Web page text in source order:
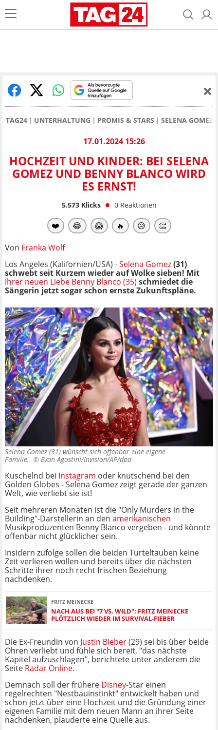
TAG24 UNTERHALTUNG PROMIS & STARS SELENA GOMEZ
17.01.2024 15:26
HOCHZEIT UND KINDER: BEI SELENA
GOMEZ UND BENNY BLANCO WIRD
ES ERNST!
5.573Klicks 0 Reaktionen
❤️ 😂 😱 🔥 😥 👏
Von Franka Wolf
Los Angeles (Kalifornien/USA) -Selena Gomez(31)
schwebt seit Kurzem wieder auf Wolke sieben! Mit
ihrer neuen Liebe Benny Blanco (35) schmiedet die
Sängerin jetzt sogar schon ernste Zukunftspläne.
Selena Gomez (31) wünscht sich offenbar eine eigene
Familie. © Evan Agostini/Invision/AP/dpa
Kuschelnd bei Instagram oder knutschend bei den
Golden Globes - Selena Gomez zeigt gerade der ganzen
Welt, wie verliebt sie ist!
Seit mehreren Monaten ist die "Only Murders in the
Building"-Darstellerin an den amerikanischen
Musikproduzenten Benny Blanco vergeben - und könnte
offenbar nicht glücklicher sein.
Insidern zufolge sollen die beiden Turteltauben keine
Zeit verlieren wollen und bereits über die nächsten
Schritte ihrer noch recht frischen Beziehung
nachdenken.
FRITZ MEINECKE
NACH AUS BEI "7 VS. WILD": FRITZ MEINECKE
PLÖTZLICH WIEDER IM SURVIVAL-FIEBER
Die Ex-Freundin von Justin Bieber(29) sei bis über beide
Ohren verliebt und fühle sich bereit, "das nächste
Kapitel aufzuschlagen", berichtete unter anderem die
Seite Radar Online.
Demnach soll der frühere Disney-Star einen
regelrechten "Nestbauinstinkt" entwickelt haben und
schon jetzt über eine Hochzeit und die Gründung einer
eigenen Familie mit dem neuen Mann an ihrer Seite
nachdenken, plauderte eine Quelle aus.